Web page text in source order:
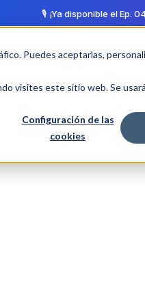
Puedes aceptarlas,
visites este sitio web. Se
Configuración de las
cookies
🎙️ ¡Ya disponible el Ep.